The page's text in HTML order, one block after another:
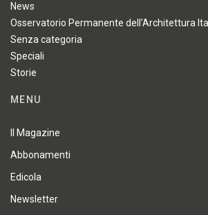
News
Osservatorio Permanente dell'Architettura
Senza categoria
Speciali
Storie
MENU
Il Magazine
Abbonamenti
Edicola
Newsletter